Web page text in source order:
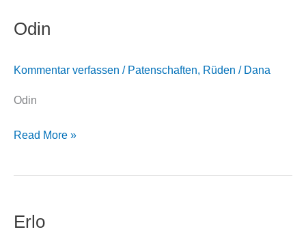
Odin
Kommentar verfassen / Patenschaften, Rüden / Dana
Odin
Read More »
Erlo